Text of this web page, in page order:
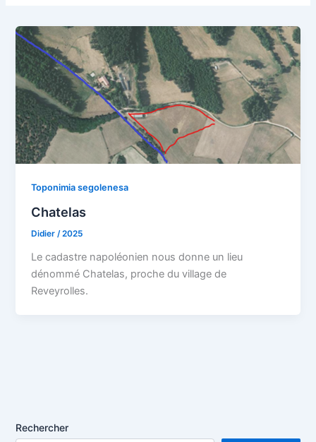
Toponimia segolenesa
Chatelas
Didier/2025
Le cadastre napoléonien nous donne un lieu
dénommé Chatelas, proche du village de
Reveyrolles.
Rechercher